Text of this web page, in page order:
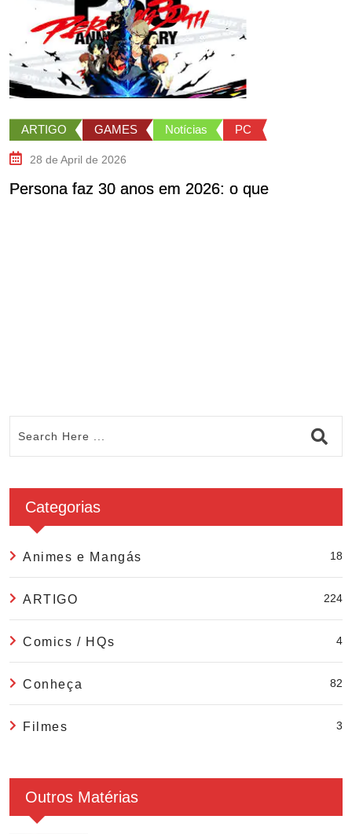
ARTIGO GAMES Notícias PC
28 de April de 2026
Persona faz 30 anos em 2026: o que
Categorias
Animes e Mangás 18
ARTIGO 224
Comics / HQs 4
Conheça 82
Filmes 3
Outros Matérias